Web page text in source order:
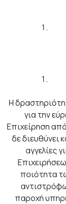
Η
για την
Επιχείρηση
δε διευθύνει
αγγελίες
ποιότητα
παροχή